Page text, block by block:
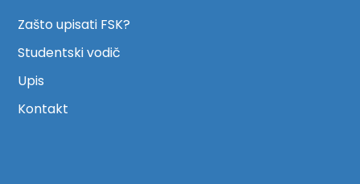
Zašto upisati FSK?
Studentski vodič
Upis
Kontakt